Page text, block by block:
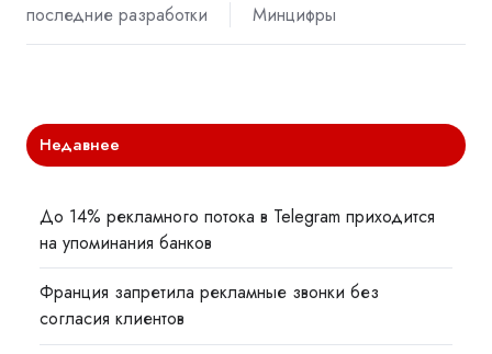
последние разработки
Минцифры
Недавнее
До 14% рекламного потока в Telegram приходится
на упоминания банков
Франция запретила рекламные звонки без
согласия клиентов